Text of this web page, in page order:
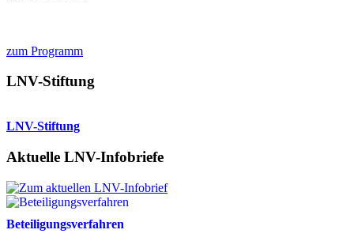
zum Programm
LNV-Stiftung
LNV-Stiftung
Aktuelle LNV-Infobriefe
Beteiligungsverfahren